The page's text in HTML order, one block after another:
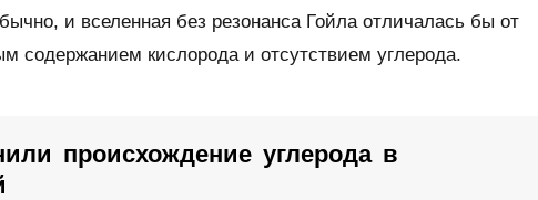
и вселенная без резонанса Гойла отличалась бы от
кислорода и отсутствием углерода.
происхождение углерода в